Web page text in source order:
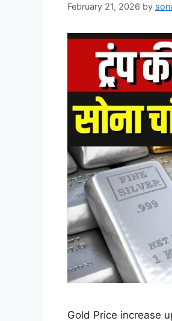
February 21, 2026 by
Gold Price increase